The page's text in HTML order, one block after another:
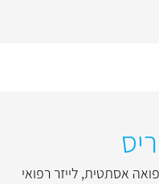
אסתטית, לייזר רפואי